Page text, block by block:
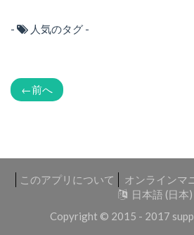
- 人気のタグ -
←前へ
このアプリについて オンラインマ
日本語 (日本)
Copyright © 2015 - 2017